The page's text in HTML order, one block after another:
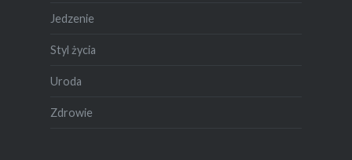
Jedzenie
Styl życia
Uroda
Zdrowie